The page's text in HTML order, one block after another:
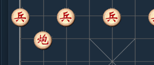
.....士４进５
红+21
车１进１
9. 炮八退一
红+17
.....砲８进１
10. 车四退一
红+21
.....砲２退２
红+17